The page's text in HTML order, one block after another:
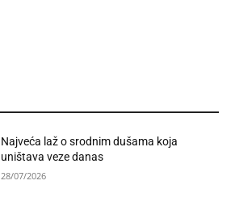
Najveća laž o srodnim dušama koja
uništava veze danas
28/07/2026